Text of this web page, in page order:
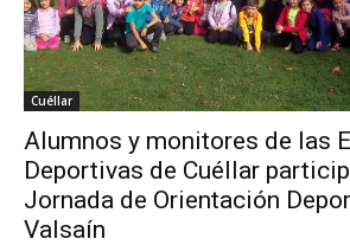
Cuéllar
Alumnos y monitores de las
Deportivas de Cuéllar
Jornada de Orientación
Valsaín